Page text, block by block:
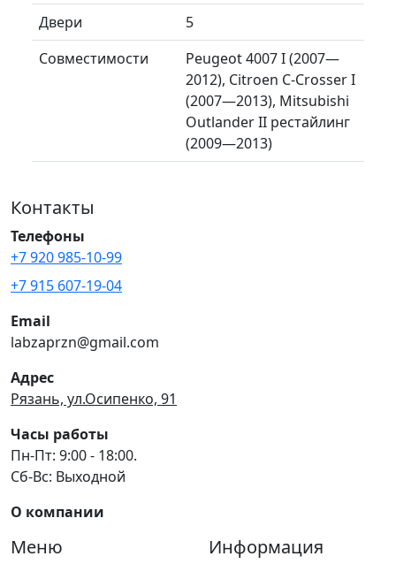
Двери
5
Совместимости
Peugeot 4007 I (2007—
2012), Citroen C-Crosser I
(2007—2013), Mitsubishi
Outlander II рестайлинг
(2009—2013)
Контакты
Телефоны
+7 920 985-10-99
+7 915 607-19-04
Email
labzaprzn@gmail.com
Адрес
Рязань, ул.Осипенко, 91
Часы работы
Пн-Пт: 9:00 - 18:00.
Сб-Вс: Выходной
О компании
Меню Информация